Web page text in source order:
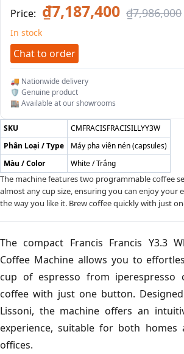
Price: ₫7,187,400 ₫7,986,000
In stock
Chat to order
🚚 Nationwide delivery
🛡️ Genuine product
🏬 Available at our showrooms
SKU
CMFRACISFRACISILLYY3W
Phân Loại / Type
Máy pha viên nén (capsules)
Màu / Color
White / Trắng
The machine features two programmable coffee
almost any cup size, ensuring you can enjoy your
the way you like it. Brew coffee quickly with just
The compact Francis Francis Y3.3
Coffee Machine allows you to
cup of espresso from iperespresso
coffee with just one button.
Lissoni, the machine offers an
experience, suitable for both
offices.